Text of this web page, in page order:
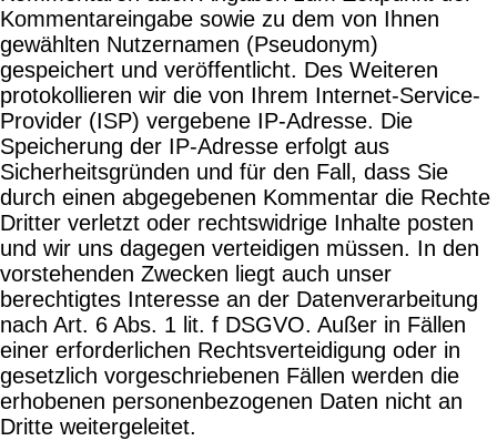
Kommentareingabe sowie zu dem von Ihnen
gewählten Nutzernamen (Pseudonym)
gespeichert und veröffentlicht. Des Weiteren
protokollieren wir die von Ihrem Internet-Service-
Provider (ISP) vergebene IP-Adresse. Die
Speicherung der IP-Adresse erfolgt aus
Sicherheitsgründen und für den Fall, dass Sie
durch einen abgegebenen Kommentar die Rechte
Dritter verletzt oder rechtswidrige Inhalte posten
und wir uns dagegen verteidigen müssen. In den
vorstehenden Zwecken liegt auch unser
berechtigtes Interesse an der Datenverarbeitung
nach Art. 6 Abs. 1 lit. f DSGVO. Außer in Fällen
einer erforderlichen Rechtsverteidigung oder in
gesetzlich vorgeschriebenen Fällen werden die
erhobenen personenbezogenen Daten nicht an
Dritte weitergeleitet.